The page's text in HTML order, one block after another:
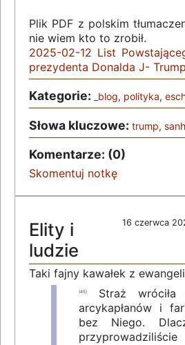
Plik PDF z polskim
nie wiem kto to zrobił.
2025-02-12 List
prezydenta Donalda J-
Kategorie: _blog, polityka,
Słowa kluczowe: trump,
Komentarze: (0)
Skomentuj notkę
16 czerwca
Elity i
ludzie
Taki fajny kawałek z
(45)
Straż
arcykapłanów i
bez Niego.